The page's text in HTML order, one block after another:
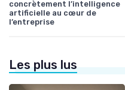
concrètement l’intelligence
artificielle au cœur de
l’entreprise
Les plus lus